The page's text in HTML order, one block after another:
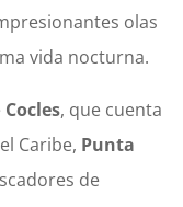
olas
vida nocturna.
Cocles, que cuenta
Caribe, Punta
de